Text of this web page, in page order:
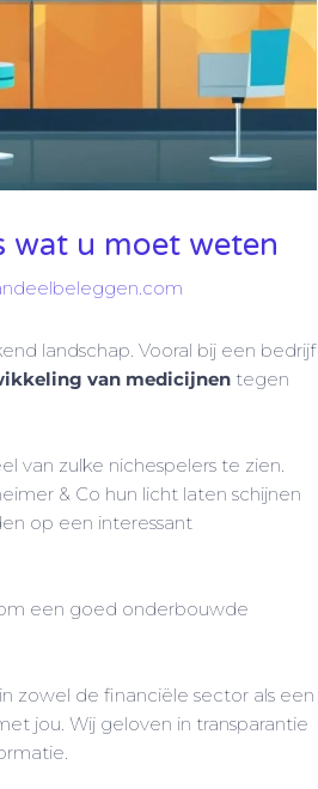
wat u moet weten
landschap. Vooral bij een bedrijf
van medicijnen tegen
van zulke nichespelers te zien.
& Co hun licht laten schijnen
op een interessant
een goed onderbouwde
zowel de financiële sector als een
jou. Wij geloven in transparantie